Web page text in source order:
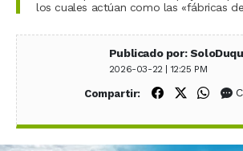
los cuales actúan como las «fábricas
Publicado por:
2026-03-22 | 12:25 PM
Compartir: Compartir en
Compartir